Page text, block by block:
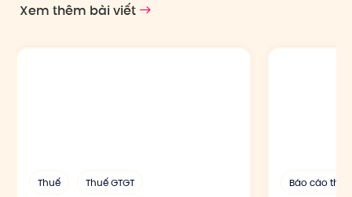
Xem thêm bài viết
Thuế Thuế GTGT Báo cáo thuế